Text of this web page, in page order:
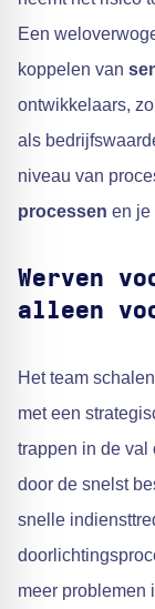
Een
koppelen van
ontwikkelaars,
als
niveau van
processen en je
Werven
alleen
Het team
met een
trappen in de val
door de snelst
snelle
meer problemen